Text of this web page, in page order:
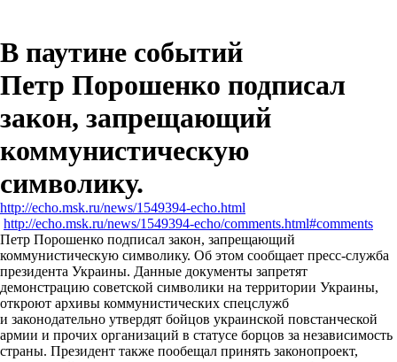
В паутине событий
Петр Порошенко подписал
закон, запрещающий
коммунистическую
символику.
http://echo.msk.ru/news/1549394-echo.html
http://echo.msk.ru/news/1549394-echo/comments.html#comments
Петр Порошенко подписал закон, запрещающий
коммунистическую символику. Об этом сообщает пресс-служба
президента Украины. Данные документы запретят
демонстрацию советской символики на территории Украины,
откроют архивы коммунистических спецслужб
и законодательно утвердят бойцов украинской повстанческой
армии и прочих организаций в статусе борцов за независимость
страны. Президент также пообещал принять законопроект,